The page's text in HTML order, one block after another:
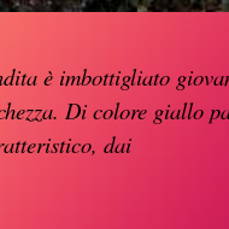
è imbottigliato
Dicolore giallo
dai